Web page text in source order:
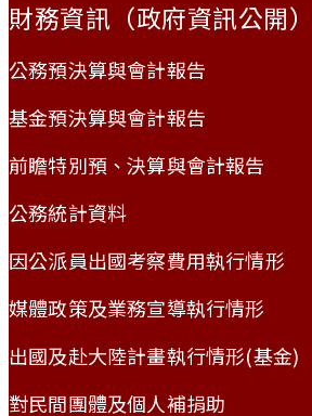
財務資訊（政府資訊公開）
公務預決算與會計報告
基金預決算與會計報告
前瞻特別預、決算與會計報告
公務統計資料
因公派員出國考察費用執行情形
媒體政策及業務宣導執行情形
出國及赴大陸計畫執行情形(基金)
對民間團體及個人補捐助